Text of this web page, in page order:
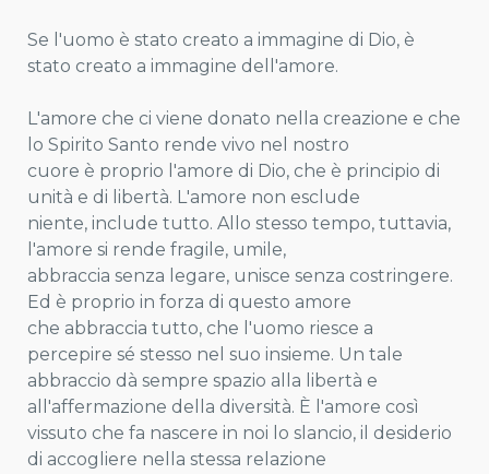
Se l'uomo è stato creato a immagine di Dio, è
stato creato a immagine dell'amore.
L'amore che ci viene donato nella creazione e che
lo Spirito Santo rende vivo nel nostro
cuore è proprio l'amore di Dio, che è principio di
unità e di libertà. L'amore non esclude
niente, include tutto. Allo stesso tempo, tuttavia,
l'amore si rende fragile, umile,
abbraccia senza legare, unisce senza costringere.
Ed è proprio in forza di questo amore
che abbraccia tutto, che l'uomo riesce a
percepire sé stesso nel suo insieme. Un tale
abbraccio dà sempre spazio alla libertà e
all'affermazione della diversità. È l'amore così
vissuto che fa nascere in noi lo slancio, il desiderio
di accogliere nella stessa relazione